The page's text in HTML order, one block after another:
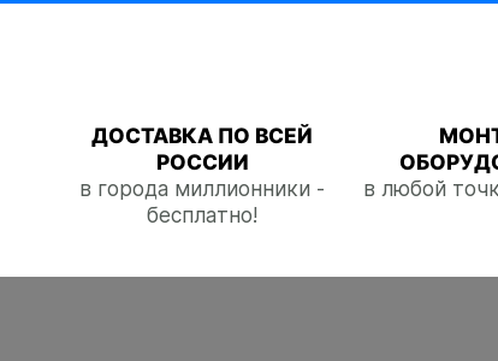
ДОСТАВКА ПО ВСЕЙ
РОССИИ
в города миллионники -
бесплатно!
в любой